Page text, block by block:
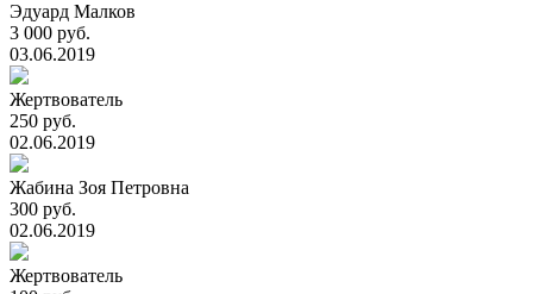
Эдуард Малков
3 000 руб.
03.06.2019
Жертвователь
250 руб.
02.06.2019
Жабина Зоя Петровна
300 руб.
02.06.2019
Жертвователь